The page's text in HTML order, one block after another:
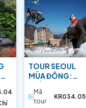
TOUR SEOUL
MÙA ĐÔNG:
TRƯỢT TUYẾT
Mã
tour
KR034.05